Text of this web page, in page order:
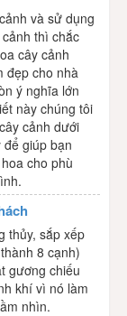
và sử dụng
thì chắc
cây cảnh
đẹp cho nhà
ý nghĩa lớn
này chúng tôi
cảnh dưới
giúp bạn
cho phù
thủy, sắp xếp
8 cạnh)
gương chiếu
khí vì nó làm
nhìn.